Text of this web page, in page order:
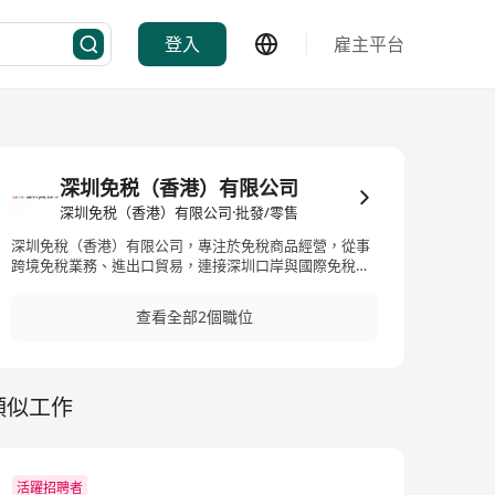
登入 雇主平台
深圳免税（香港）有限公司
深圳免税（香港）有限公司·批發/零售
深圳免稅（香港）有限公司，專注於免稅商品經營，從事
跨境免稅業務、進出口貿易，連接深圳口岸與國際免稅市
查看全部2個職位
似工作
活躍招聘者